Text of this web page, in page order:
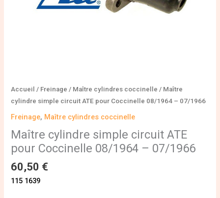
Accueil / Freinage / Maître cylindres coccinelle / Maître
cylindre simple circuit ATE pour Coccinelle 08/1964 – 07/1966
Freinage, Maître cylindres coccinelle
Maître cylindre simple circuit ATE
pour Coccinelle 08/1964 – 07/1966
60,50 €
115 1639
07/1966